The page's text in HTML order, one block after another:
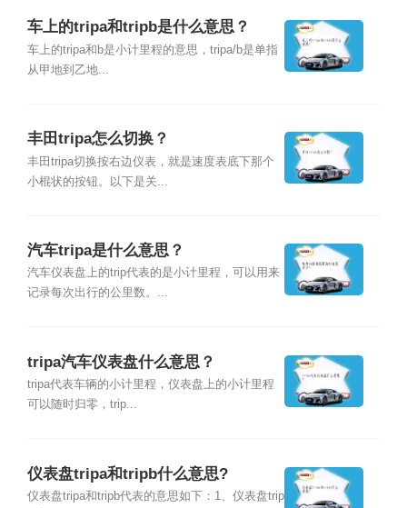
车上的tripa和tripb是什么意思？
车上的tripa和b是小计里程的意思，tripa/b是单指
从甲地到乙地...
丰田tripa怎么切换？
丰田tripa切换按右边仪表，就是速度表底下那个
小棍状的按钮。以下是关...
汽车tripa是什么意思？
汽车仪表盘上的trip代表的是小计里程，可以用来
记录每次出行的公里数。...
tripa汽车仪表盘什么意思？
tripa代表车辆的小计里程，仪表盘上的小计里程
可以随时归零，trip...
仪表盘tripa和tripb什么意思?
仪表盘tripa和tripb代表的意思如下：1、仪表盘trip